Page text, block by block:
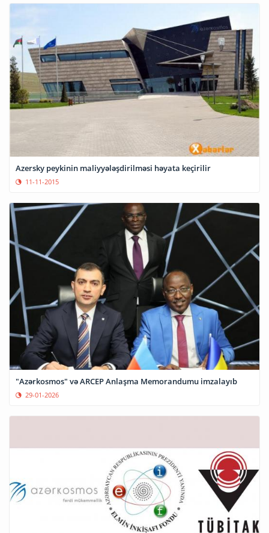
Azersky peykinin maliyyələşdirilməsi həyata keçirilir
11-11-2015
"Azərkosmos" və ARCEP Anlaşma Memorandumu imzalayıb
29-01-2026